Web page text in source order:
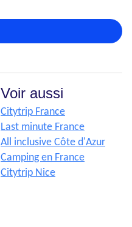
Voir aussi
Citytrip France
Last minute France
All inclusive Côte d'Azur
Camping en France
Citytrip Nice